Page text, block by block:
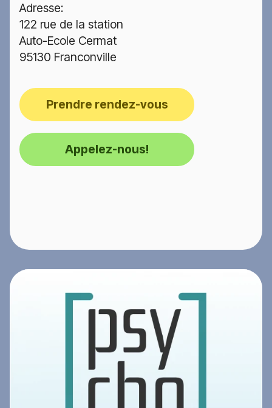
Adresse:
122 rue de la station
Auto-Ecole Cermat
95130 Franconville
Prendre rendez-vous
Appelez-nous!